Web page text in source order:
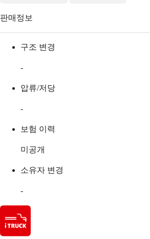
판매정보
구조 변경
-
압류/저당
-
보험 이력
미공개
소유자 변경
-